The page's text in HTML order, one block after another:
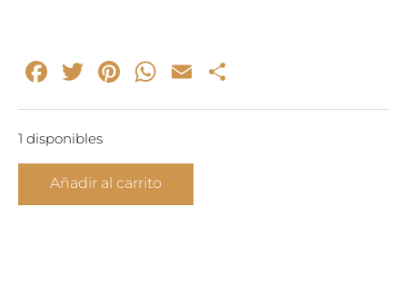
Facebook
Twitter
Pinterest
WhatsApp
Email
1 disponibles
Añadir al carrito